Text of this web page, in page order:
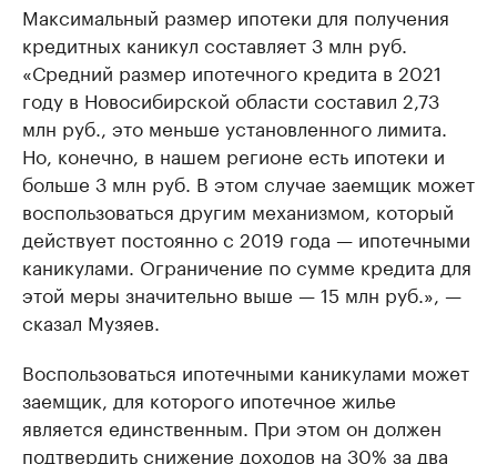
Максимальный размер ипотеки для получения
кредитных каникул составляет 3 млн руб.
«Средний размер ипотечного кредита в 2021
году в Новосибирской области составил 2,73
млн руб., это меньше установленного лимита.
Но, конечно, в нашем регионе есть ипотеки и
больше 3 млн руб. В этом случае заемщик может
воспользоваться другим механизмом, который
действует постоянно с 2019 года — ипотечными
каникулами. Ограничение по сумме кредита для
этой меры значительно выше — 15 млн руб.», —
сказал Музяев.
Воспользоваться ипотечными каникулами может
заемщик, для которого ипотечное жилье
является единственным. При этом он должен
подтвердить снижение доходов на 30% за два